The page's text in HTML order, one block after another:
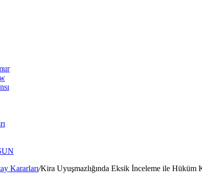
Kararları/Kira Uyuşmazlığında Eksik İnceleme ile